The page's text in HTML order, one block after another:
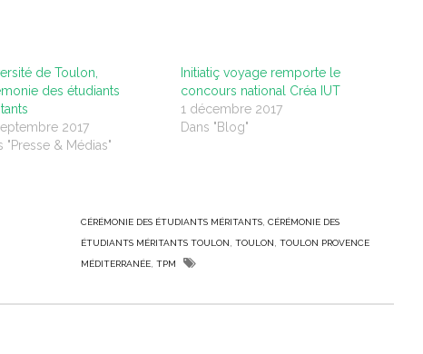
de Toulon,
des étudiants
2017
"Presse & Médias"
Initiatiç voyage remporte le
concours national Créa IUT
1 décembre 2017
Dans "Blog"
CÉRÉMONIE DES ÉTUDIANTS MÉRITANTS CÉRÉMONIE DES
ÉTUDIANTS MÉRITANTS TOULON TOULON TOULON PROVENCE
MÉDITERRANÉE TPM